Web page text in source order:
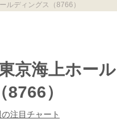
ルディングス（8766）
京海上ホール
）
注目チャート